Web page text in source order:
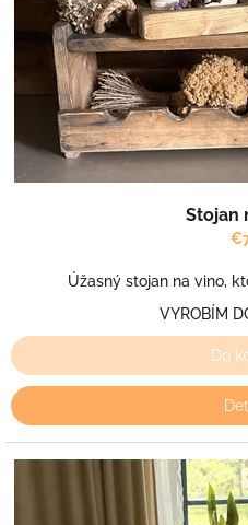
Stojan
Úžasný stojan na vino,
VYROBÍM
Do